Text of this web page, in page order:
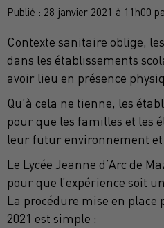
Publié : 28 janvier 2021 à 11h00
Contexte sanitaire oblige,
dans les établissements
avoir lieu en présence
Qu’à cela ne tienne, les
pour que les familles et les
leur futur environnement et
Le Lycée Jeanne d’Arc de
pour que l’expérience soit
La procédure mise en
2021 est simple :